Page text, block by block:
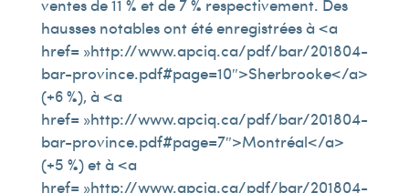
ventes de 11 % et de 7 % respectivement. Des
hausses notables ont été enregistrées à <a
href= »http://www.apciq.ca/pdf/bar/201804-
bar-province.pdf#page=10″>Sherbrooke</a>
(+6 %), à <a
href= »http://www.apciq.ca/pdf/bar/201804-
bar-province.pdf#page=7″>Montréal</a>
(+5 %) et à <a
href= »http://www.apciq.ca/pdf/bar/201804-